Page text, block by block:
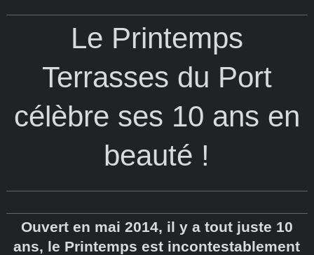
Le Printemps
Terrasses du Port
célèbre ses 10 ans en
beauté !
Ouvert en mai 2014, il y a tout juste 10
ans, le Printemps est incontestablement